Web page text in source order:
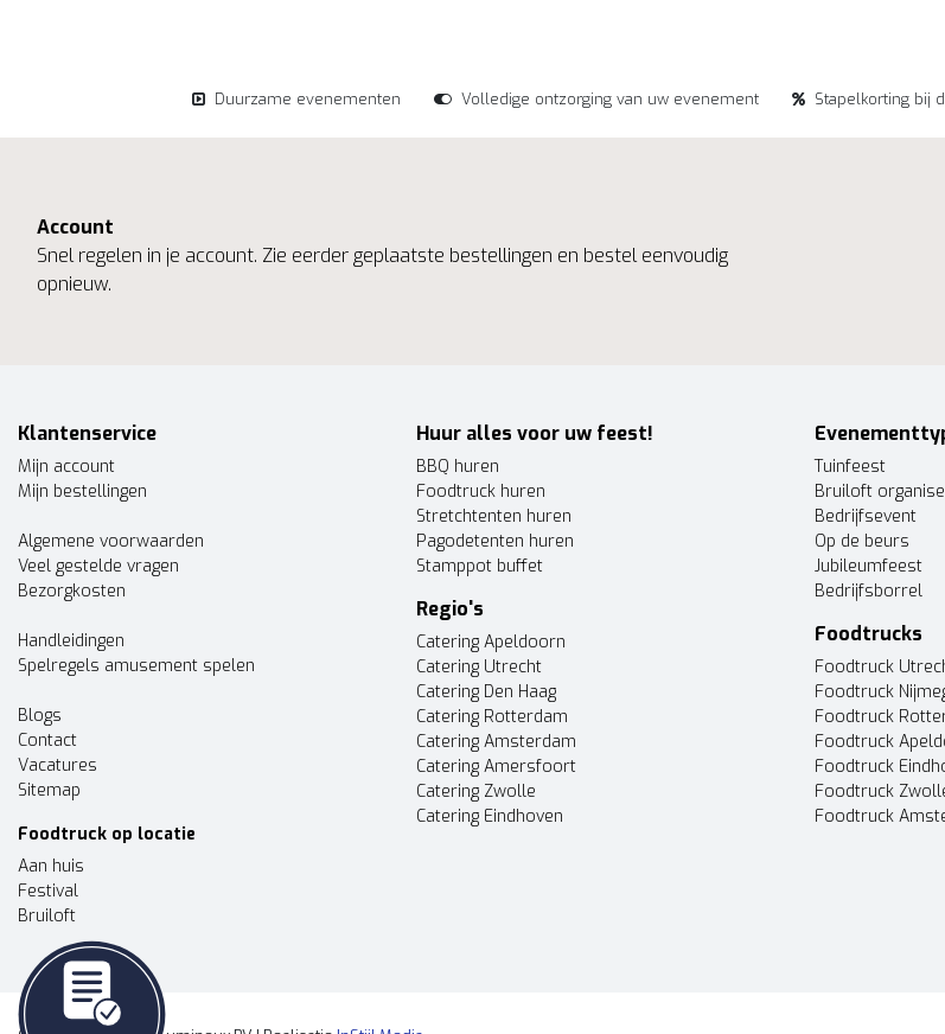
Duurzame evenementen Volledige ontzorging van uw evenement Stapelkorting bij
Account
Snel regelen in je account. Zie eerder geplaatste bestellingen en bestel eenvoudig
opnieuw.
Klantenservice
Mijn account
Mijn bestellingen
Algemene voorwaarden
Veel gestelde vragen
Bezorgkosten
Handleidingen
Spelregels amusement spelen
Blogs
Contact
Vacatures
Sitemap
Foodtruck op locatie
Aan huis
Festival
Bruiloft
Huur alles voor uw feest!
BBQ huren
Foodtruck huren
Stretchtenten huren
Pagodetenten huren
Stamppot buffet
Regio's
Catering Apeldoorn
Catering Utrecht
Catering Den Haag
Catering Rotterdam
Catering Amsterdam
Catering Amersfoort
Catering Zwolle
Catering Eindhoven
Tuinfeest
Bruiloft
Bedrijfsevent
Op de beurs
Jubileumfeest
Bedrijfsborrel
Foodtrucks
Foodtruck
Foodtruck
Foodtruck
Foodtruck
Foodtruck
Foodtruck
Foodtruck